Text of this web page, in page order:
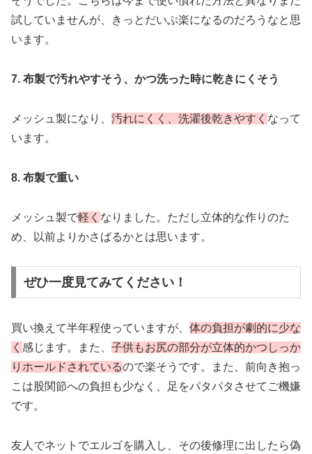
試していませんが、きっとだいぶ楽になるのだろうなと思
います。
7. 布製で汚れやすそう、かつ洗った時に乾きにくそう
メッシュ製になり、 汚れにくく、洗濯後乾きやすく なって
います。
8. 布製で重い
メッシュ製で軽く なりました。ただし立体的な作りのた
め、以前よりかさばるかとは思います。
ぜひ一度見てみてください！
買い換えて半年程使っていますが、 体の負担が劇的に少な
く 感じます。また、 子供もお尻の部分が立体的かつしっか
りホールドされているので楽そうです。また、前向き抱っ
こは股関節への負担も少なく、足をパタパタさせてご機嫌
です。
友人でネットでエルゴを購入し、その後修理に出したら偽